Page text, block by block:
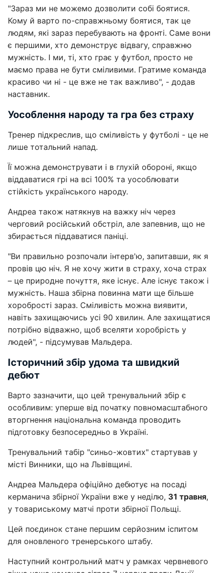
"Зараз ми не можемо дозволити собі боятися.
Кому й варто по-справжньому боятися, так це
людям, які зараз перебувають на фронті. Саме вони
є першими, хто демонструє відвагу, справжню
мужність. І ми, ті, хто грає у футбол, просто не
маємо права не бути сміливими. Гратиме команда
красиво чи ні - це вже не так важливо", - додав
наставник.
Уособлення народу та гра без страху
Тренер підкреслив, що сміливість у футболі - це не
лише тотальний напад.
Її можна демонструвати і в глухій обороні, якщо
віддаватися грі на всі 100% та уособлювати
стійкість українського народу.
Андреа також натякнув на важку ніч через
черговий російський обстріл, але запевнив, що не
збирається піддаватися паніці.
"Ви правильно розпочали інтерв'ю, запитавши, як я
провів цю ніч. Я не хочу жити в страху, хоча страх
– це природне почуття, яке існує. Але існує також і
мужність. Наша збірна повинна мати ще більше
хоробрості зараз. Сміливість можна виявити,
навіть захищаючись усі 90 хвилин. Але захищатися
потрібно відважно, щоб вселяти хоробрість у
людей", - підсумував Мальдера.
Історичний збір удома та швидкий
дебют
Варто зазначити, що цей тренувальний збір є
особливим: уперше від початку повномасштабного
вторгнення національна команда проводить
підготовку безпосередньо в Україні.
Тренувальний табір "синьо-жовтих" стартував у
місті Винники, що на Львівщині.
Андреа Мальдера офіційно дебютує на посаді
керманича збірної України вже у неділю, 31 травня,
у товариському матчі проти збірної Польщі.
Цей поєдинок стане першим серйозним іспитом
для оновленого тренерського штабу.
Наступний контрольний матч у рамках червневого